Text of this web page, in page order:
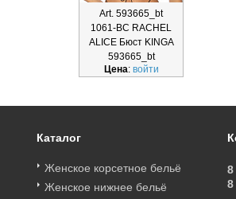
Art. 593665_bt
1061-BC RACHEL
ALICE Бюст KINGA
593665_bt
Цена: войти
Каталог
Женское корсетное бельё
Женское нижнее бельё
8
8